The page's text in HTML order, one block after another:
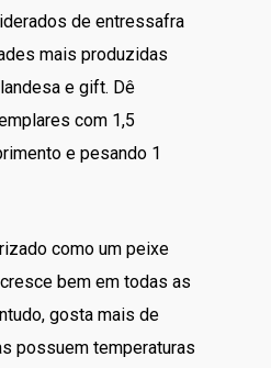
de entressafra
mais produzidas
e gift. Dê
com 1,5
e pesando 1
como um peixe
bem em todas as
gosta mais de
possuem temperaturas